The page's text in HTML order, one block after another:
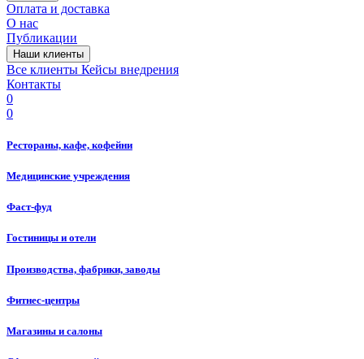
Оплата и доставка
О нас
Публикации
Наши клиенты
Все клиенты Кейсы внедрения
Контакты
0
0
Рестораны, кафе, кофейни
Медицинские учреждения
Фаст-фуд
Гостиницы и отели
Производства, фабрики, заводы
Фитнес-центры
Магазины и салоны